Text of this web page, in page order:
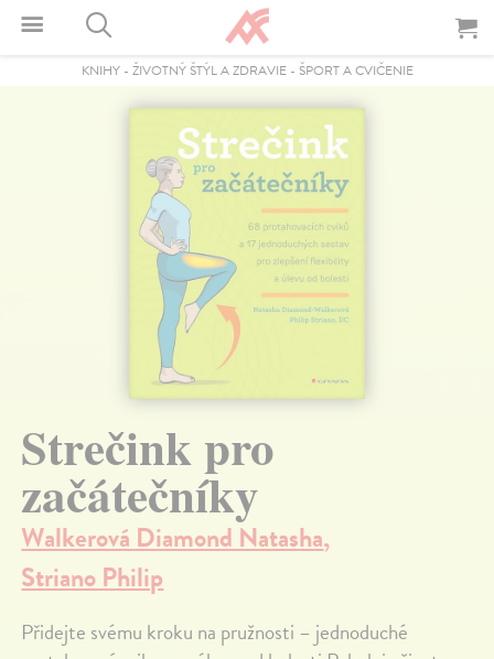
KNIHY- ŽIVOTNÝ ŠTÝL A ZDRAVIE- ŠPORT A CVIČENIE
Strečink pro
začátečníky
Walkerová Diamond Natasha,
Striano Philip
Přidejte svému kroku na pružnosti – jednoduché